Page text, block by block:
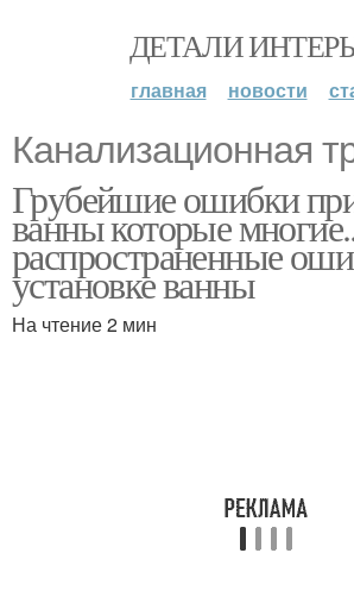
ДЕТАЛИ
главная новости
Канализационная
Грубейшие ошибки
ванны которые
распространенные
установке ванны
На чтение 2 мин